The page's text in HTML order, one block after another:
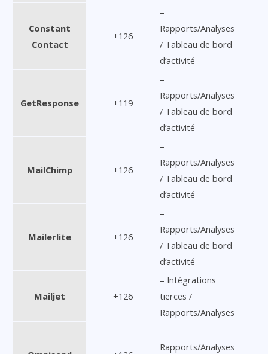
Constant
Contact
+126
–
Rapports/Analyses
/ Tableau de bord
d’activité
GetResponse +119
–
Rapports/Analyses
/ Tableau de bord
d’activité
MailChimp +126
–
Rapports/Analyses
/ Tableau de bord
d’activité
Mailerlite +126
–
Rapports/Analyses
/ Tableau de bord
d’activité
Mailjet +126
– Intégrations
tierces /
Rapports/Analyses
–
Rapports/Analyses